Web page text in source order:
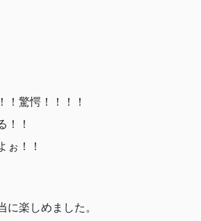
リティ重視なこともあって違国日記と
冬に同時に二つも出てきてくれたこ
しはこれを封じ込んでやってくれ
を入れた作品であることは一目瞭然
！驚愕！！！！
！！
ぉ！！
楽しめました。